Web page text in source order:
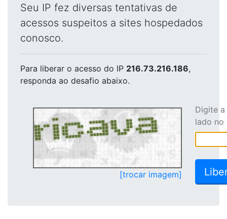
Seu IP fez diversas tentativas de
acessos suspeitos a sites hospedados
conosco.
Para liberar o acesso do IP 216.73.216.186,
responda ao desafio abaixo.
[trocar imagem]
Digite
lado no